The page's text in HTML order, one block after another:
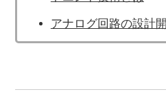
アナログ回路の設計